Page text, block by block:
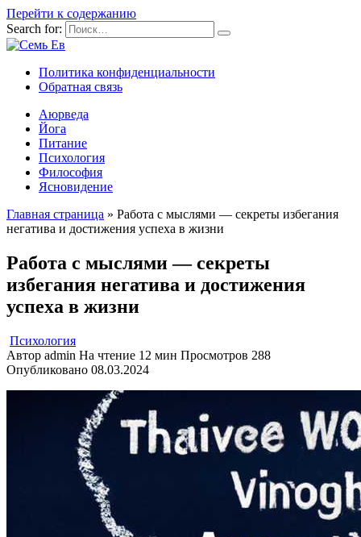
Перейти к содержанию
Search for:
Политика конфиденциальности
Обратная связь
Аюрведа
Йога
Питание
Психология
Философия
Ясновидение
Главная страница » Работа с мыслями — секреты избегания
негатива и достижения успеха в жизни
Работа с мыслями — секреты
избегания негатива и достижения
успеха в жизни
Психология
Автор admin На чтение 12 мин Просмотров 288
Опубликовано 08.03.2024